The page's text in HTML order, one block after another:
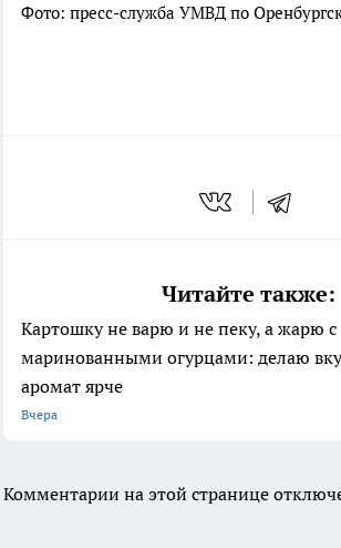
Фото: пресс-служба УМВД по
Читайте также:
Картошку не варю и не пеку, а жарю с
маринованными огурцами: делаю
аромат ярче
Вчера
Комментарии на этой странице